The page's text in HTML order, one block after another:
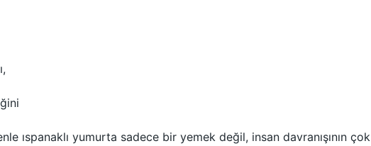
ıspanaklı yumurta sadece bir yemek değil, insan davranışının çok